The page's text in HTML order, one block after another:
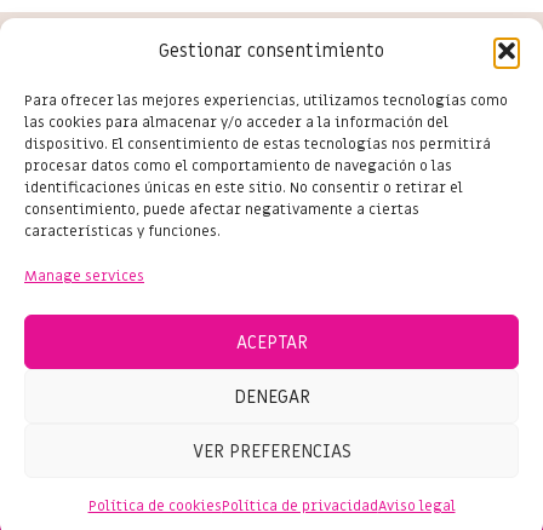
Gestionar consentimiento
Para ofrecer las mejores experiencias, utilizamos tecnologías como
las cookies para almacenar y/o acceder a la información del
dispositivo. El consentimiento de estas tecnologías nos permitirá
procesar datos como el comportamiento de navegación o las
identificaciones únicas en este sitio. No consentir o retirar el
consentimiento, puede afectar negativamente a ciertas
características y funciones.
Manage services
ACEPTAR
DENEGAR
VER PREFERENCIAS
Política de cookiesPolítica de privacidadAviso legal
Conoce las últimas novedades
del comercio en Salou
PRIVACY | COOKIES | LEGAL